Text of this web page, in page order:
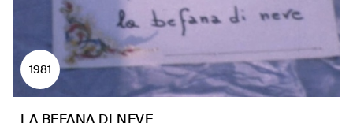
1981
LA BEFANA DI NEVE